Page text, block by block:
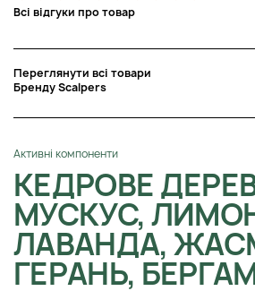
Всі відгуки про товар
Переглянути всі товари
Бренду Scalpers
Активні компоненти
КЕДРОВЕ
МУСКУС,
ЛАВАНДА,
ГЕРАНЬ,